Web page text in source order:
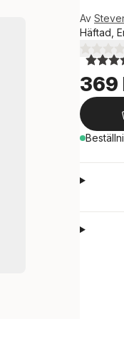
Av
Häftad,
4,0utav
369